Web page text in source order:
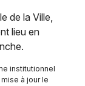
de la Ville,
lieu en
institutionnel
à jour le